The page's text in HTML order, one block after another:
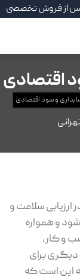
از فروش تخصصی
اقتصادی
و سود اقتصادی
سلامت و
و همواره
و کار،
برای
این است که